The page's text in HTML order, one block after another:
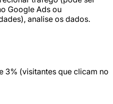
Google Ads ou
analise os dados.
3% (visitantes que clicam no